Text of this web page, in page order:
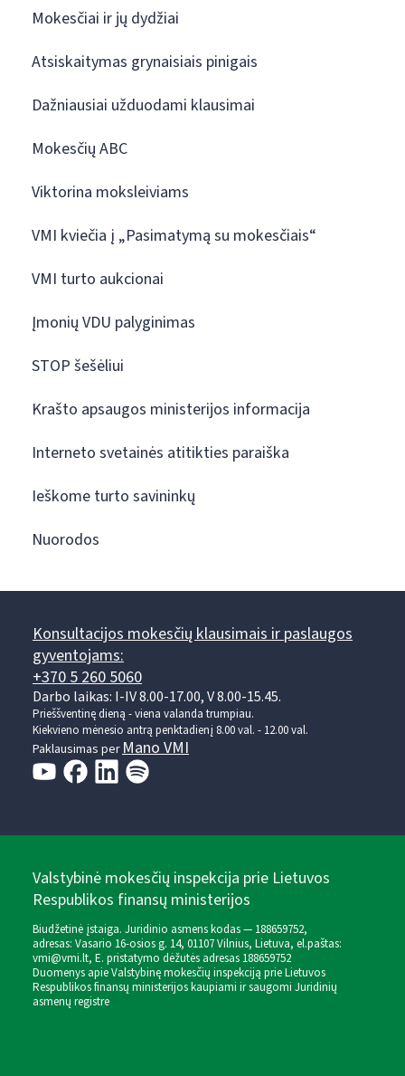
Mokesčiai ir jų dydžiai
Atsiskaitymas grynaisiais pinigais
Dažniausiai užduodami klausimai
Mokesčių ABC
Viktorina moksleiviams
VMI kviečia į „Pasimatymą su mokesčiais“
VMI turto aukcionai
Įmonių VDU palyginimas
STOP šešėliui
Krašto apsaugos ministerijos informacija
Interneto svetainės atitikties paraiška
Ieškome turto savininkų
Nuorodos
Konsultacijos mokesčių klausimais ir paslaugos
gyventojams:
+370 5 260 5060
Darbo laikas: I-IV 8.00-17.00, V 8.00-15.45.
Prieššventinę dieną - viena valanda trumpiau.
Kiekvieno mėnesio antrą penktadienį 8.00 val. - 12.00 val.
Paklausimas perMano VMI
Valstybinė mokesčių inspekcija prie Lietuvos
Respublikos finansų ministerijos
Biudžetinė įstaiga. Juridinio asmens kodas — 188659752,
adresas: Vasario 16-osios g. 14, 01107 Vilnius, Lietuva, el.paštas:
vmi@vmi.lt, E. pristatymo dėžutės adresas 188659752
Duomenys apie Valstybinę mokesčių inspekciją prie Lietuvos
Respublikos finansų ministerijos kaupiami ir saugomi Juridinių
asmenų registre